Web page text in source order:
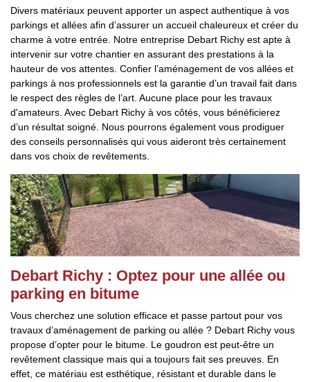
Divers matériaux peuvent apporter un aspect authentique à vos
parkings et allées afin d’assurer un accueil chaleureux et créer du
charme à votre entrée. Notre entreprise Debart Richy est apte à
intervenir sur votre chantier en assurant des prestations à la
hauteur de vos attentes. Confier l’aménagement de vos allées et
parkings à nos professionnels est la garantie d’un travail fait dans
le respect des règles de l’art. Aucune place pour les travaux
d'amateurs. Avec Debart Richy à vos côtés, vous bénéficierez
d’un résultat soigné. Nous pourrons également vous prodiguer
des conseils personnalisés qui vous aideront très certainement
dans vos choix de revêtements.
Debart Richy : Optez pour une allée ou
parking en bitume
Vous cherchez une solution efficace et passe partout pour vos
travaux d’aménagement de parking ou allée ? Debart Richy vous
propose d’opter pour le bitume. Le goudron est peut-être un
revêtement classique mais qui a toujours fait ses preuves. En
effet, ce matériau est esthétique, résistant et durable dans le